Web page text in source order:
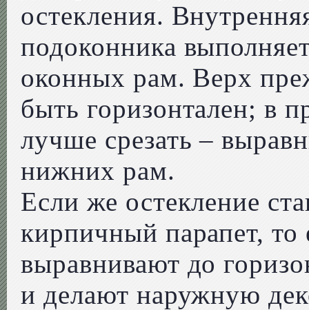
остекления.
подоконника
оконных рам. Верх
быть горизонтален; в
лучше срезать –
нижних рам.
Если же остекление
кирпичный парапет,
выравнивают до
и делают наружную